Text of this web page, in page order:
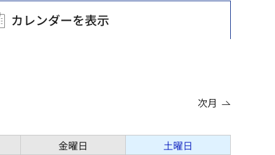
カレンダーを表示
次月
金曜日
土曜日